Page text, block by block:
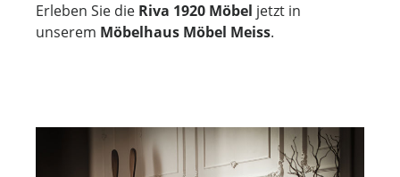
Erleben Sie die Riva 1920 Möbel jetzt in
unserem Möbelhaus Möbel Meiss.